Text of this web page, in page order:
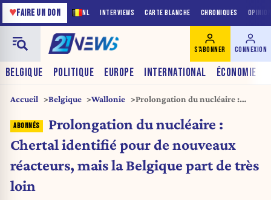
NL INTERVIEWS CARTE BLANCHE CHRONIQUES
♥FAIRE UN DON
BELGIQUE POLITIQUE EUROPE INTERNATIONAL ÉCONOMIE
S'ABONNER CONNEXION
Accueil Belgique Wallonie
Prolongation du nucléaire :
nouveaux réacteurs, mais la
Belgique part de très loin
Prolongation du nucléaire :
Chertal identifié pour de nouveaux
réacteurs, mais la Belgique part de très
loin